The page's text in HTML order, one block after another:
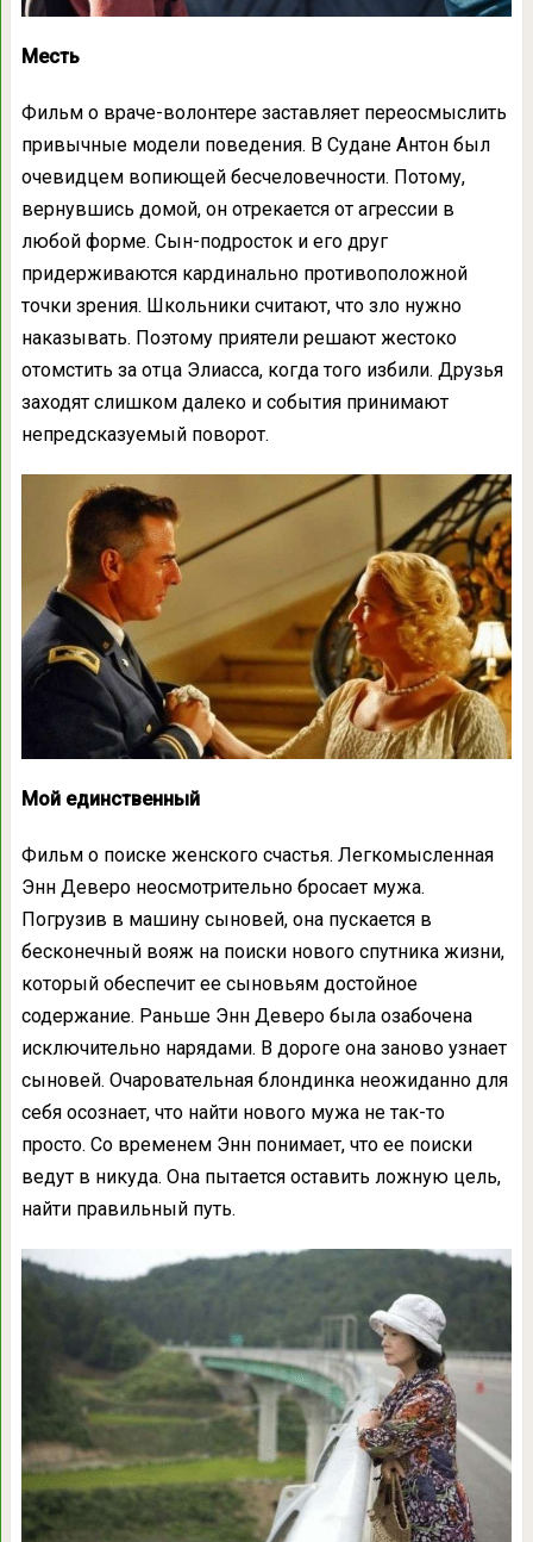
Месть
Фильм о враче-волонтере заставляет переосмыслить
привычные модели поведения. В Судане Антон был
очевидцем вопиющей бесчеловечности. Потому,
вернувшись домой, он отрекается от агрессии в
любой форме. Сын-подросток и его друг
придерживаются кардинально противоположной
точки зрения. Школьники считают, что зло нужно
наказывать. Поэтому приятели решают жестоко
отомстить за отца Элиасса, когда того избили. Друзья
заходят слишком далеко и события принимают
непредсказуемый поворот.
Мой единственный
Фильм о поиске женского счастья. Легкомысленная
Энн Деверо неосмотрительно бросает мужа.
Погрузив в машину сыновей, она пускается в
бесконечный вояж на поиски нового спутника жизни,
который обеспечит ее сыновьям достойное
содержание. Раньше Энн Деверо была озабочена
исключительно нарядами. В дороге она заново узнает
сыновей. Очаровательная блондинка неожиданно для
себя осознает, что найти нового мужа не так-то
просто. Со временем Энн понимает, что ее поиски
ведут в никуда. Она пытается оставить ложную цель,
найти правильный путь.